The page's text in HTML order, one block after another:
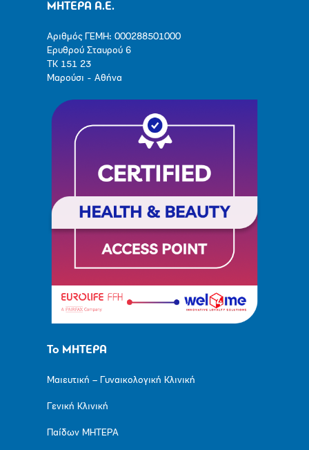
ΜΗΤΕΡΑ Α.Ε.
Αριθμός ΓΕΜΗ: 000288501000
Ερυθρού Σταυρού 6
ΤΚ 151 23
Μαρούσι - Αθήνα
Το ΜΗΤΕΡΑ
Μαιευτική – Γυναικολογική Κλινική
Γενική Κλινική
Παίδων ΜΗΤΕΡΑ